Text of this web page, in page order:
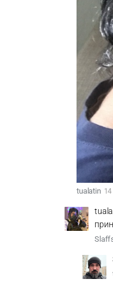
tualatin